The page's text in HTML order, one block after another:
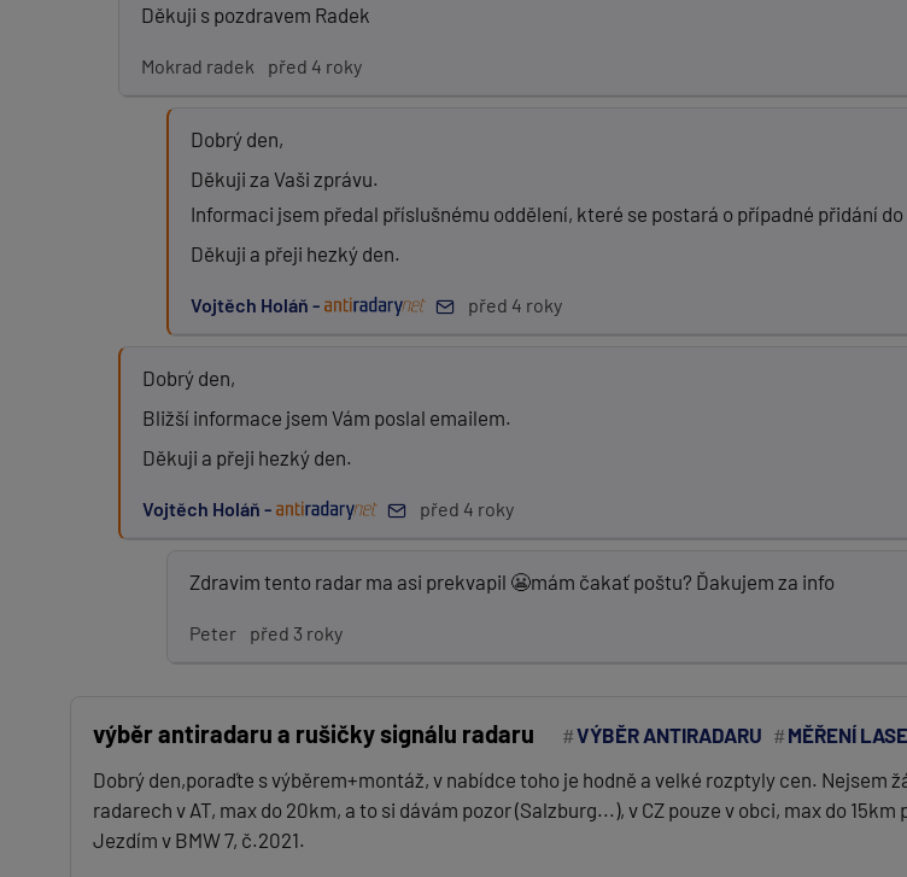
Děkuji s pozdravem Radek
Mokrad radek před 4 roky
Dobrý den,
Děkuji za Vaši zprávu.
Informaci jsem předal příslušnému oddělení, které se postará o případné přidání
Děkuji a přeji hezký den.
Vojtěch Holáň - před 4 roky
Dobrý den,
Bližší informace jsem Vám poslal emailem.
Děkuji a přeji hezký den.
Vojtěch Holáň - před 4 roky
Zdravim tento radar ma asi prekvapil 😬mám čakať poštu? Ďakujem za info
Peter před 3 roky
výběr antiradaru a rušičky signálu radaru VÝBĚR ANTIRADARU MĚŘENÍ
Dobrý den,poraďte s výběrem+montáž, v nabídce toho je hodně a velké rozptyly cen.
radarech v AT, max do 20km, a to si dávám pozor (Salzburg...), v CZ pouze v obci, max do
Jezdím v BMW 7, č.2021.